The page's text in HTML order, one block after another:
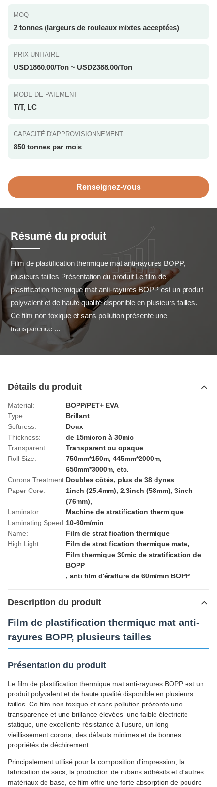
MOQ
2 tonnes (largeurs de rouleaux mixtes acceptées)
PRIX UNITAIRE
USD1860.00/Ton ~ USD2388.00/Ton
MODE DE PAIEMENT
T/T, LC
CAPACITÉ D'APPROVISIONNEMENT
850 tonnes par mois
Renseignez-vous
Résumé du produit
Film de plastification thermique mat anti-rayures BOPP,
plusieurs tailles Présentation du produit Le film de
plastification thermique mat anti-rayures BOPP est un produit
polyvalent et de haute qualité disponible en plusieurs tailles.
Ce film non toxique et sans pollution présente une
transparence ...
Détails du produit
Material:
BOPP/PET+ EVA
Type:
Brillant
Softness:
Doux
Thickness:
de 15micron à 30mic
Transparent:
Transparent ou opaque
Roll Size:
750mm*150m, 445mm*2000m,
650mm*3000m, etc.
Corona Treatment:Doubles côtés, plus de 38 dynes
Paper Core:
1inch (25.4mm), 2.3inch (58mm), 3inch
(76mm),
Laminator:
Machine de stratification thermique
Laminating Speed:10-60m/min
Name:
Film de stratification thermique
High Light:
Film de stratification thermique mate,
Film thermique 30mic de stratification de
BOPP
, anti film d'éraflure de 60m/min BOPP
Description du produit
Film de plastification thermique mat anti-
rayures BOPP, plusieurs tailles
Présentation du produit
Le film de plastification thermique mat anti-rayures BOPP est un
produit polyvalent et de haute qualité disponible en plusieurs
tailles. Ce film non toxique et sans pollution présente une
transparence et une brillance élevées, une faible électricité
statique, une excellente résistance à l'usure, un long
vieillissement corona, des défauts minimes et de bonnes
propriétés de déchirement.
Principalement utilisé pour la composition d'impression, la
fabrication de sacs, la production de rubans adhésifs et d'autres
matériaux de base, ce film offre une forte absorption de poudre